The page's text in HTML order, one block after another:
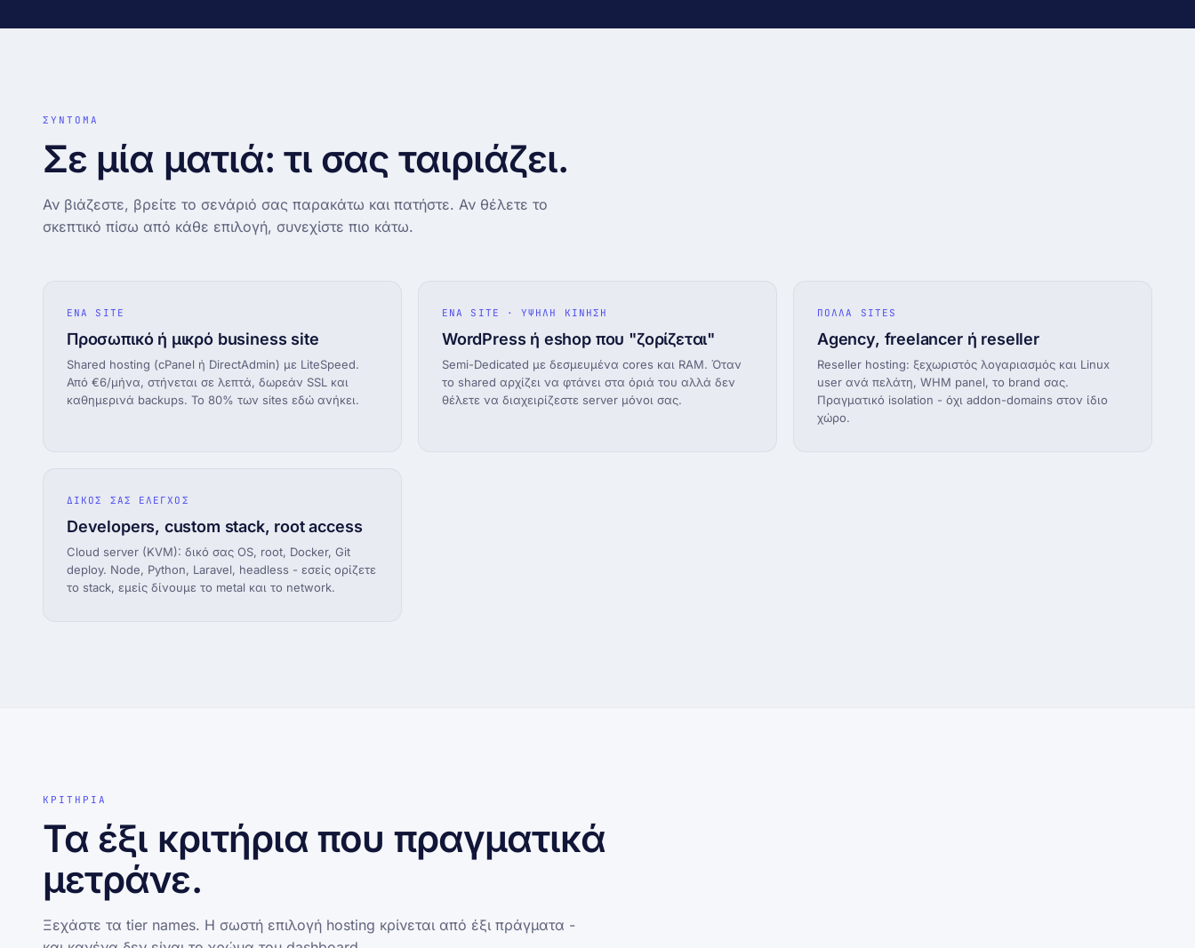
Δωρεάν μεταφορά site
ΣΥΝΤΟΜΑ
Σε μία ματιά: τι σας ταιριάζει.
Αν βιάζεστε, βρείτε το σενάριό σας παρακάτω και πατήστε. Αν θέλετε το
σκεπτικό πίσω από κάθε επιλογή, συνεχίστε πιο κάτω.
ΕΝΑ SITE
Προσωπικό ή μικρό business site
Shared hosting (cPanel ή DirectAdmin) με LiteSpeed.
Από €6/μήνα, στήνεται σε λεπτά, δωρεάν SSL και
καθημερινά backups. Το 80% των sites εδώ ανήκει.
ΕΝΑ SITE · ΥΨΗΛΗ ΚΙΝΗΣΗ
WordPress ή eshop που "ζορίζεται"
Semi-Dedicated με δεσμευμένα cores και RAM. Όταν
το shared αρχίζει να φτάνει στα όριά του αλλά δεν
θέλετε να διαχειρίζεστε server μόνοι σας.
ΠΟΛΛΑ SITES
Agency, freelancer ή reseller
Reseller hosting: ξεχωριστός λογαριασμός και Linux
user ανά πελάτη, WHM panel, το brand σας.
Πραγματικό isolation - όχι addon-domains στον ίδιο
χώρο.
ΔΙΚΟΣ ΣΑΣ ΕΛΕΓΧΟΣ
Developers, custom stack, root access
Cloud server (KVM): δικό σας OS, root, Docker, Git
deploy. Node, Python, Laravel, headless - εσείς ορίζετε
το stack, εμείς δίνουμε το metal και το network.
ΚΡΙΤΗΡΙΑ
Τα έξι κριτήρια που πραγματικά
μετράνε.
Ξεχάστε τα tier names. Η σωστή επιλογή hosting κρίνεται από έξι πράγματα -